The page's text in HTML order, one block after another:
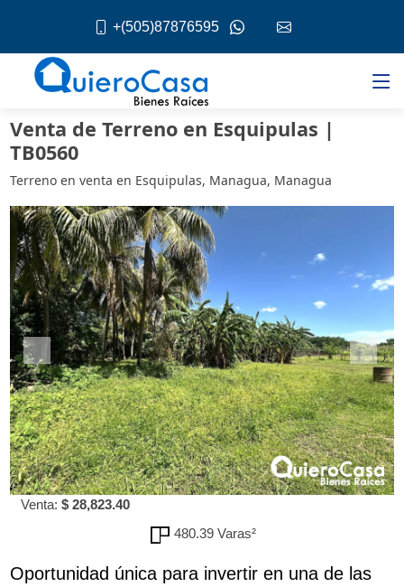
+(505)87876595
Venta de Terreno en Esquipulas |
TB0560
Terreno en venta en Esquipulas, Managua, Managua
Venta: $ 28,823.40
480.39 Varas²
Oportunidad única para invertir en una de las